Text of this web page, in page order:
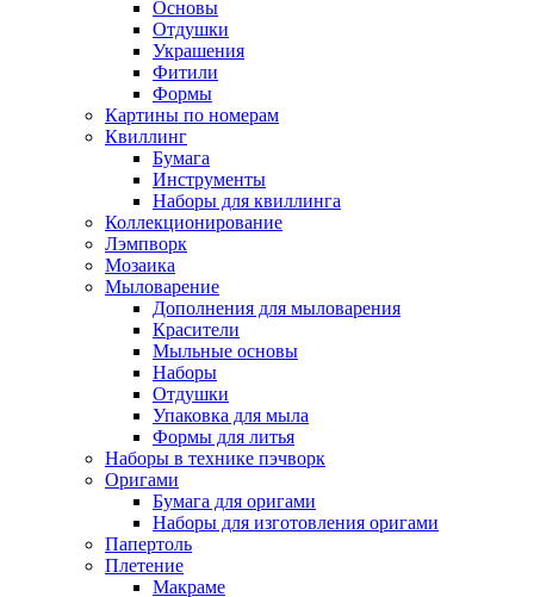
Основы
Отдушки
Украшения
Фитили
Формы
Картины по номерам
Квиллинг
Бумага
Инструменты
Наборы для квиллинга
Коллекционирование
Лэмпворк
Мозаика
Мыловарение
Дополнения для мыловарения
Красители
Мыльные основы
Наборы
Отдушки
Упаковка для мыла
Формы для литья
Наборы в технике пэчворк
Оригами
Бумага для оригами
Наборы для изготовления оригами
Папертоль
Плетение
Макраме